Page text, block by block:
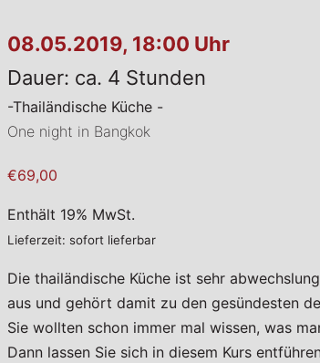
08.05.2019, 18:00 Uhr
Dauer: ca. 4 Stunden
-Thailändische Küche -
One night in Bangkok
€69,00
Enthält 19% MwSt.
Lieferzeit: sofort lieferbar
Die thailändische Küche ist sehr
aus und gehört damit zu den gesündesten
Sie wollten schon immer mal wissen, was
Dann lassen Sie sich in diesem Kurs